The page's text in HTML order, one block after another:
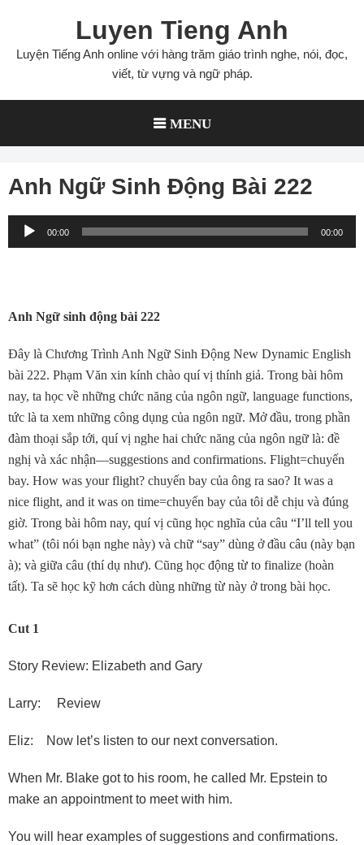
content
Luyen Tieng Anh
Luyện Tiếng Anh online với hàng trăm giáo trình nghe, nói, đọc,
viết, từ vựng và ngữ pháp.
MENU
Anh Ngữ Sinh Động Bài 222
Audio
Player
00:00 00:00
Anh Ngữ sinh động bài 222
Ðây là Chương Trình Anh Ngữ Sinh Ðộng New Dynamic English
bài 222. Phạm Văn xin kính chào quí vị thính giả. Trong bài hôm
nay, ta học về những chức năng của ngôn ngữ, language functions,
tức là ta xem những công dụng của ngôn ngữ. Mở đầu, trong phần
đàm thoại sắp tới, quí vị nghe hai chức năng của ngôn ngữ là: đề
nghị và xác nhận—suggestions and confirmations. Flight=chuyến
bay. How was your flight? chuyến bay của ông ra sao? It was a
nice flight, and it was on time=chuyến bay của tôi dễ chịu và đúng
giờ. Trong bài hôm nay, quí vị cũng học nghĩa của câu “I’ll tell you
what” (tôi nói bạn nghe này) và chữ “say” dùng ở đầu câu (này bạn
à); và giữa câu (thí dụ như). Cũng học động từ to finalize (hoàn
tất). Ta sẽ học kỹ hơn cách dùng những từ này ở trong bài học.
Cut 1
Story Review: Elizabeth and Gary
Larry: Review
Eliz: Now let’s listen to our next conversation.
When Mr. Blake got to his room, he called Mr. Epstein to
make an appointment to meet with him.
You will hear examples of suggestions and confirmations.